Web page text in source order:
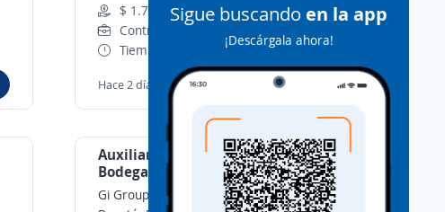
Sigue buscando en la app
¡Descárgala ahora!
$ 1.750.905,00 (Mensual)
Contrato de Obra o labor
Tiempo Completo
Hace 2 días Aplicar
Auxiliar logístico / auxiliar de
Bodega / experiencia en
consumo masivo
Gi Group Colombia
Bogotá, D.C.,